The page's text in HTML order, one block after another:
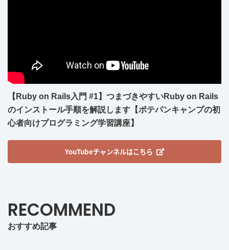
【Ruby on Rails入門 #1】つまづきやすいRuby on Rails
のインストール手順を解説します【ポテパンキャンプの初
心者向けプログラミング学習講座】
YouTubeチャンネルはこちら
RECOMMEND
おすすめ記事